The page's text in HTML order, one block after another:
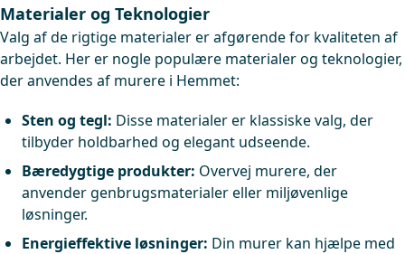
Materialer og Teknologier
Valg af de rigtige materialer er afgørende for kvaliteten af
arbejdet. Her er nogle populære materialer og teknologier,
der anvendes af murere i Hemmet:
Sten og tegl: Disse materialer er klassiske valg, der
tilbyder holdbarhed og elegant udseende.
Bæredygtige produkter: Overvej murere, der
anvender genbrugsmaterialer eller miljøvenlige
løsninger.
Energieffektive løsninger: Din murer kan hjælpe med